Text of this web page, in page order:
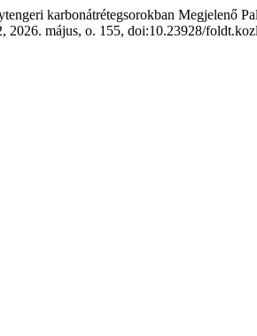
karbonátrétegsorokban Megjelenő
2026. május, o. 155, doi:10.23928/